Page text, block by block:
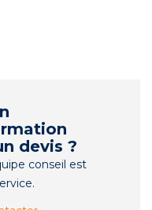
devis ?
conseil est